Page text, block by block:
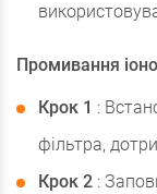
Промивання
Крок 1 :
фільтра,
Крок 2 :